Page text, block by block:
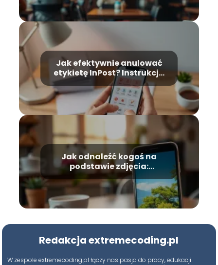
Jak efektywnie anulować
etykietę InPost? Instrukcja
krok po kroku
Jak odnaleźć kogoś na
podstawie zdjęcia:
efektywne techniki
poszukiwań w sieci
Redakcja extremecoding.pl
W zespole extremecoding.pl łączy nas pasja do pracy, edukacji